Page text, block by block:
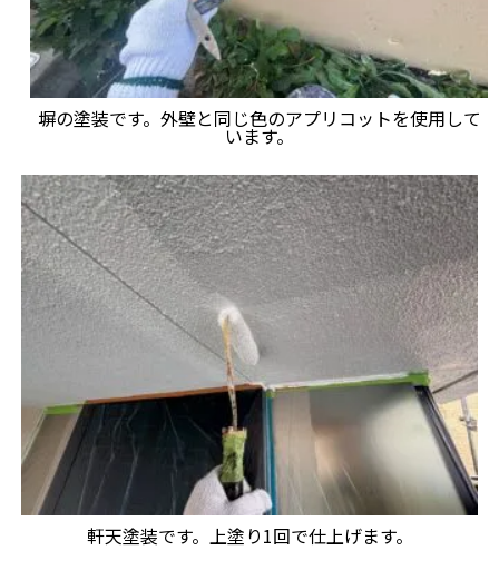
塀の塗装です。外壁と同じ色のアプリコットを使用して
います。
軒天塗装です。上塗り1回で仕上げます。